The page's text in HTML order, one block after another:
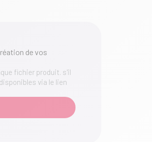
de vos
fichier produit. s'il
via le lien